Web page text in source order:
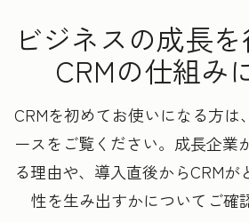
ビジネスの成長
CRMの仕組み
CRMを初めてお使いになる方は
ースをご覧ください。成長企業
る理由や、導入直後からCRMが
性を生み出すかについてご確